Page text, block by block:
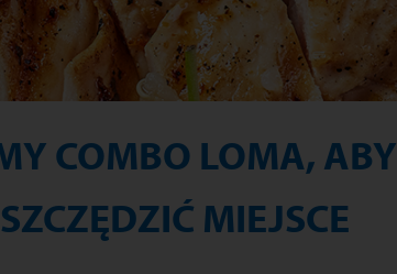
COMBO LOMA, ABY
MIEJSCE